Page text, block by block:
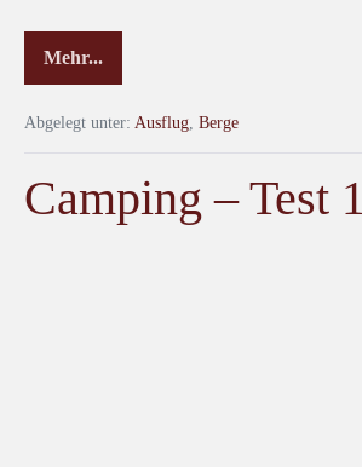
Mehr...
Abgelegt unter: Ausflug, Berge
Camping – Test 1